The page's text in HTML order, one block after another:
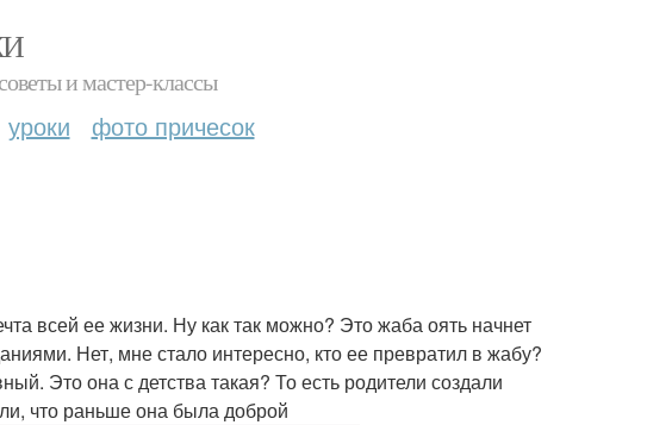
и мастер-классы
уроки фото причесок
всей ее жизни. Ну как так можно? Это жаба оять начнет
Нет, мне стало интересно, кто ее превратил в жабу?
Это она с детства такая? То есть родители создали
что раньше она была доброй